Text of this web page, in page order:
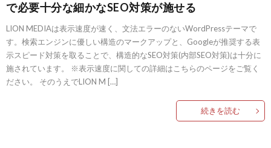
で必要十分な細かなSEO対策が施せる
LION MEDIAは表示速度が速く、文法エラーのないWordPressテーマで
す。検索エンジンに優しい構造のマークアップと、Googleが推奨する表
示スピード対策を取ることで、構造的なSEO対策(内部SEO対策)は十分に
施されています。 ※表示速度に関しての詳細はこちらのページをご覧く
ださい。 そのうえでLION M […]
続きを読む